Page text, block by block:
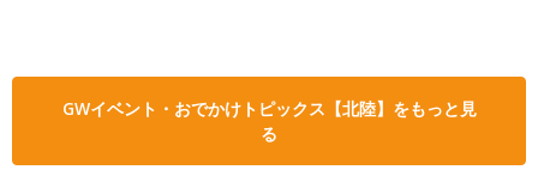
GWイベント・おでかけトピックス【北陸】をもっと見
る